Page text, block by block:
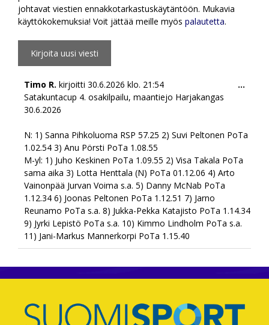
johtavat viestien ennakkotarkastuskäytäntöön. Mukavia
käyttökokemuksia! Voit jättää meille myös palautetta.
Timo R. kirjoitti 30.6.2026 klo. 21:54
Satakuntacup 4. osakilpailu, maantiejo Harjakangas
30.6.2026
N: 1) Sanna Pihkoluoma RSP 57.25 2) Suvi Peltonen PoTa
1.02.54 3) Anu Pörsti PoTa 1.08.55
M-yl: 1) Juho Keskinen PoTa 1.09.55 2) Visa Takala PoTa
sama aika 3) Lotta Henttala (N) PoTa 01.12.06 4) Arto
Vainonpää Jurvan Voima s.a. 5) Danny McNab PoTa
1.12.34 6) Joonas Peltonen PoTa 1.12.51 7) Jarno
Reunamo PoTa s.a. 8) Jukka-Pekka Katajisto PoTa 1.14.34
9) Jyrki Lepistö PoTa s.a. 10) Kimmo Lindholm PoTa s.a.
11) Jani-Markus Mannerkorpi PoTa 1.15.40
...